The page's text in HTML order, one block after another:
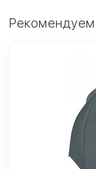
Рекомендуем